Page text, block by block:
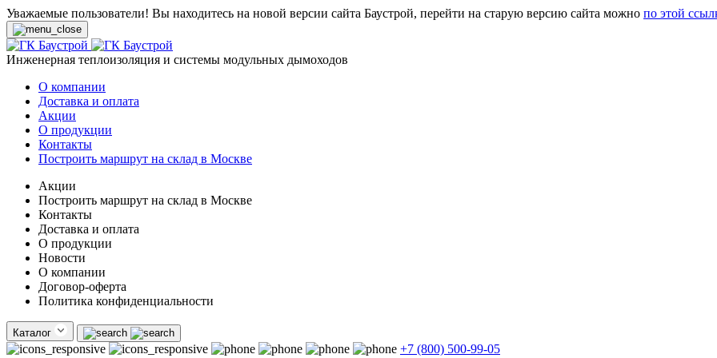
Уважаемые пользователи! Вы находитесь на новой версии сайта Баустрой, перейти на старую версию сайта можно по этой
Инженерная теплоизоляция и системы модульных дымоходов
О компании
Доставка и оплата
Акции
О продукции
Контакты
Построить маршрут на склад в Москве
Акции
Построить маршрут на склад в Москве
Контакты
Доставка и оплата
О продукции
Новости
О компании
Договор-оферта
Политика конфиденциальности
Каталог
+7 (800) 500-99-05